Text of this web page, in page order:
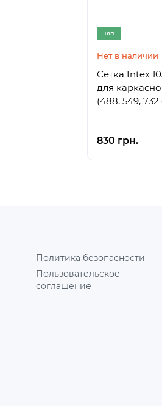
Топ
Нет в наличии
Сетка Intex
для
(488, 549, 732
830 грн.
Политика безопасности
Пользовательское
соглашение